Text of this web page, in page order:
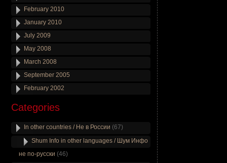
February 2010
January 2010
July 2009
May 2008
March 2008
September 2005
February 2002
Categories
In other countries / Не в России (67)
Shum Info in other languages / Шум Инфо
не по-русски (46)